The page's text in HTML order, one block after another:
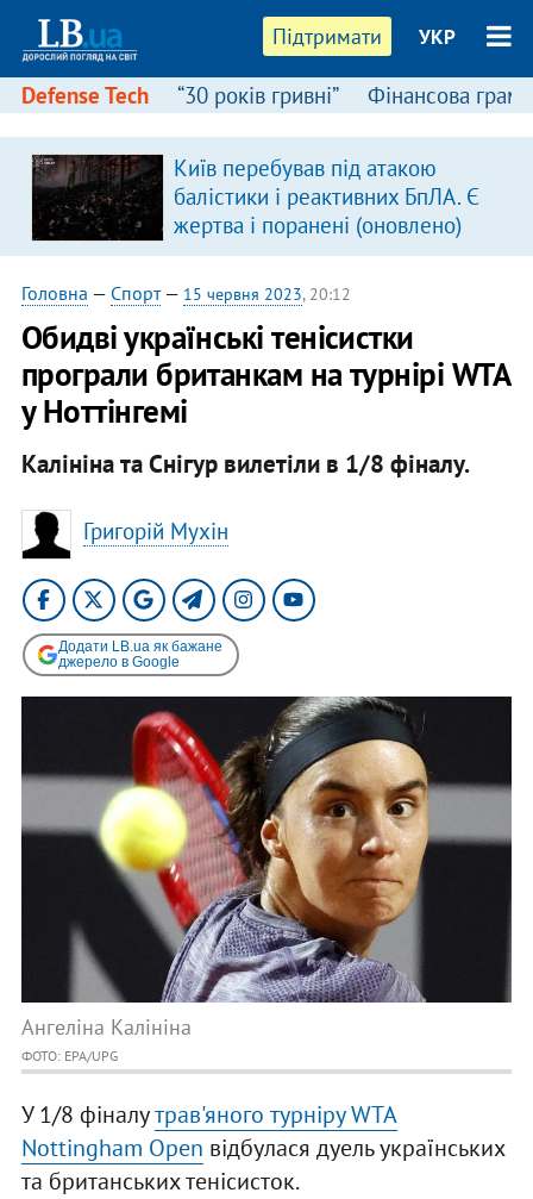
Підтримати УКР
Defense Tech “30 років гривні” Фінансова
Київ перебував під атакою
балістики і реактивних БпЛА. Є
жертва і поранені (оновлено)
Головна — Спорт— 15 червня 2023, 20:12
Обидві українські тенісистки
програли британкам на турнірі WTA
у Ноттінгемі
Калініна та Снігур вилетіли в 1/8 фіналу.
Григорій Мухін
Додати LB.ua як бажане
джерело в Google
Ангеліна Калініна
ФОТО: EPA/UPG
У 1/8 фіналутрав'яного турніру WTA
Nottingham Open відбулася дуель українських
та британських тенісисток.